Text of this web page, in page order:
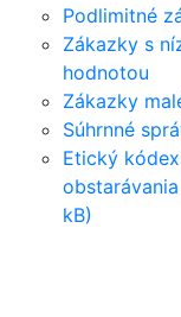
Podlimitné
Zákazky s
hodnotou
Zákazky
Súhrnné
Etický
kB)